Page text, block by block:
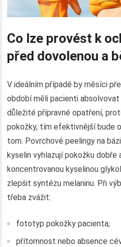
Co lze provést k
před dovolenou a
V ideálním případě by měsíci
období měli pacienti
důležité přípravné opatření,
pokožky, tím efektivnější bude
tom. Povrchové peelingy na
kyselin vyhlazují pokožku dobře
koncentrovanou kyselinou
zlepšit syntézu melaninu. Při
třeba zvážit:
fototyp pokožky pacienta;
přítomnost nebo absence